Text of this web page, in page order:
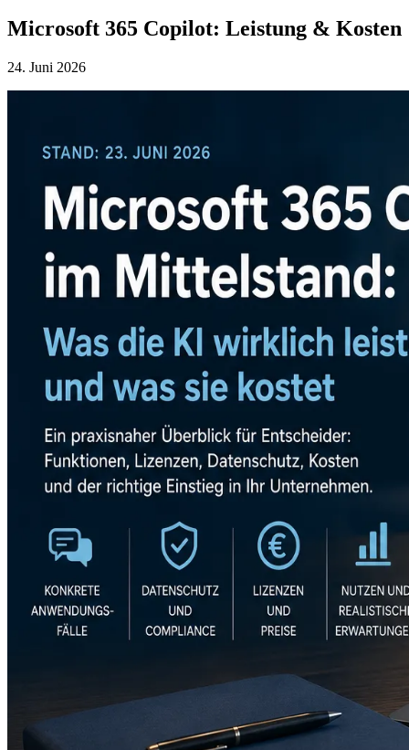
Microsoft 365 Copilot: Leistung & Kosten
24. Juni 2026